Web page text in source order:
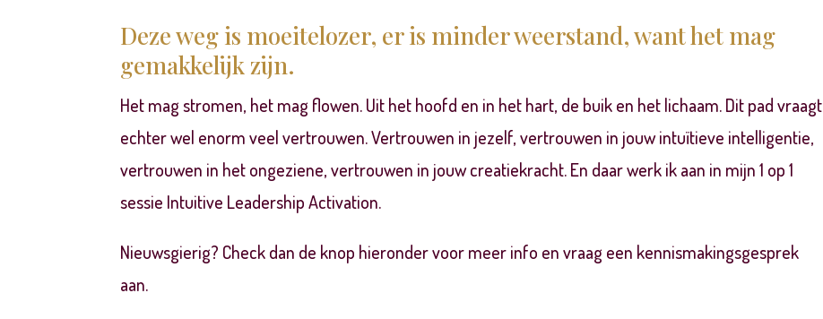
Deze weg is moeitelozer, er is minder weerstand, want het mag
gemakkelijk zijn.
Het mag stromen, het mag flowen. Uit het hoofd en in het hart, de buik en het lichaam. Dit pad vraagt
echter wel enorm veel vertrouwen. Vertrouwen in jezelf, vertrouwen in jouw intuïtieve intelligentie,
vertrouwen in het ongeziene, vertrouwen in jouw creatiekracht. En daar werk ik aan in mijn 1 op 1
sessie Intuitive Leadership Activation.
Nieuwsgierig? Check dan de knop hieronder voor meer info en vraag een kennismakingsgesprek
aan.